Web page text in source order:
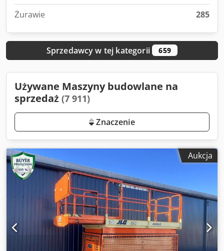
Żurawie
285
Sprzedawcy w tej kategorii 659
Używane Maszyny budowlane na
sprzedaż (7 911)
Znaczenie
Aukcja